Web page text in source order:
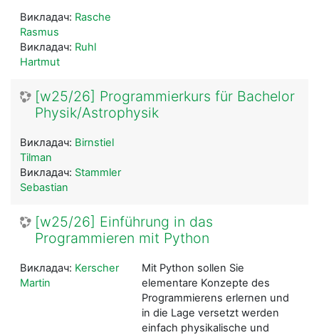
Викладач: Rasche
Rasmus
Викладач: Ruhl
Hartmut
[w25/26] Programmierkurs für Bachelor
Physik/Astrophysik
Викладач: Birnstiel
Tilman
Викладач: Stammler
Sebastian
[w25/26] Einführung in das
Programmieren mit Python
Mit Python sollen Sie
elementare Konzepte des
Programmierens erlernen und
in die Lage versetzt werden
einfach physikalische und
Викладач: Kerscher
Martin